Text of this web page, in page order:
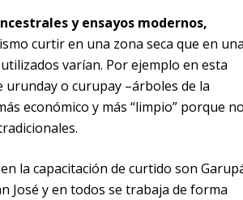
y ensayos modernos,
curtir en una zona seca que en
varían. Por ejemplo en esta
urunday o curupay –árboles de la
económico y más “limpio” porque
la capacitación de curtido son
José y en todos se trabaja de forma